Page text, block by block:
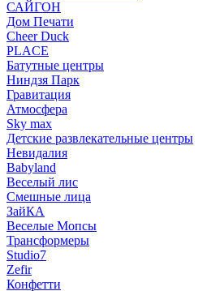
САЙГОН
Дом Печати
Cheer Duck
PLACE
Батутные центры
Ниндзя Парк
Гравитация
Атмосфера
Sky max
Детские развлекательные центры
Невидалия
Babyland
Веселый лис
Смешные лица
ЗайКА
Веселые Мопсы
Трансформеры
Studio7
Zefir
Конфетти